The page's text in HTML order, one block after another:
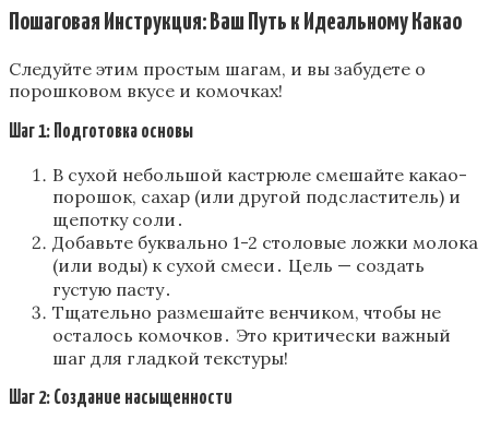
Пошаговая Инструкция: Ваш Путь к Идеальному Какао
Следуйте этим простым шагам, и вы забудете о
порошковом вкусе и комочках!
Шаг 1: Подготовка основы
В сухой небольшой кастрюле смешайте какао-
порошок, сахар (или другой подсластитель) и
щепотку соли․
Добавьте буквально 1-2 столовые ложки молока
(или воды) к сухой смеси․ Цель — создать
густую пасту․
Тщательно размешайте венчиком, чтобы не
осталось комочков․ Это критически важный
шаг для гладкой текстуры!
Шаг 2: Создание насыщенности